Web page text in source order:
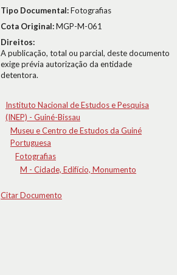
Tipo Documental:Fotografias
Cota Original:MGP-M-061
Direitos:
A publicação, total ou parcial, deste documento
exige prévia autorização da entidade
detentora.
Instituto Nacional de Estudos e Pesquisa
(INEP) - Guiné-Bissau
Museu e Centro de Estudos da Guiné
Portuguesa
Fotografias
M - Cidade, Edifício, Monumento
Citar Documento